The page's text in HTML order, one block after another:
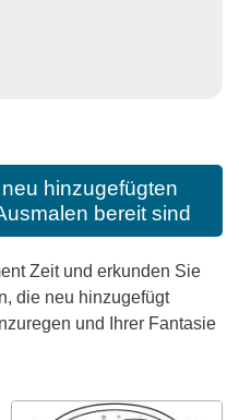
hinzugefügten
bereit sind
Zeit und erkunden Sie
die neu hinzugefügt
und Ihrer Fantasie